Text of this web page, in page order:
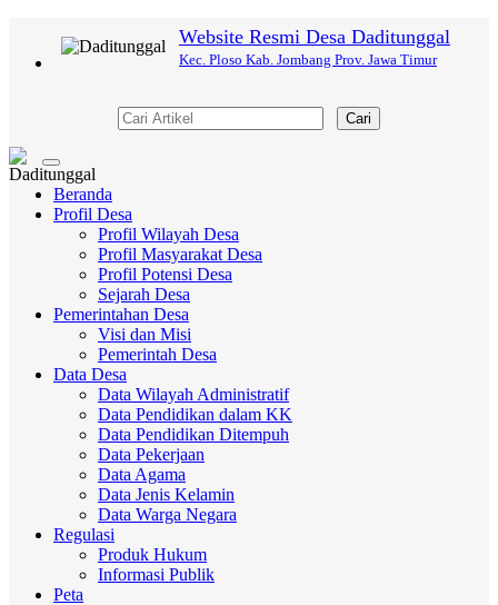
Website Resmi Desa Daditunggal
Kec. Ploso Kab. Jombang Prov. Jawa Timur
Cari
Toggle
navigation
Beranda
Profil Desa
Profil Wilayah Desa
Profil Masyarakat Desa
Profil Potensi Desa
Sejarah Desa
Pemerintahan Desa
Visi dan Misi
Pemerintah Desa
Data Desa
Data Wilayah Administratif
Data Pendidikan dalam KK
Data Pendidikan Ditempuh
Data Pekerjaan
Data Agama
Data Jenis Kelamin
Data Warga Negara
Regulasi
Produk Hukum
Informasi Publik
Peta